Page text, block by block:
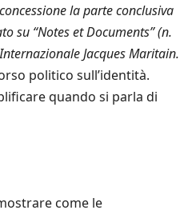
la parte conclusiva
su “Notes et Documents” (n.
Jacques Maritain.
politico sull’identità.
quando si parla di
come le